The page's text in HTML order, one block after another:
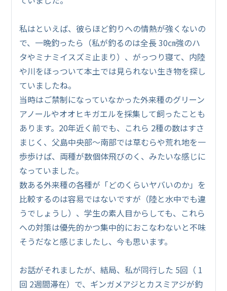
私はといえば、彼らほど釣りへの情熱が強くないの
で、一晩釣ったら（私が釣るのは全長 30㎝強のハ
タやミナミイスズミ止まり）、がっつり寝て、内陸
や川をほっついて本土では見られない生き物を探し
ていましたね。
当時はご禁制になっていなかった外来種のグリーン
アノールやオオヒキガエルを採集して飼ったことも
あります。20年近く前でも、これら 2種の数はすさ
まじく、父島中央部～南部では草むらや荒れ地を一
歩歩けば、両種が数個体飛びのく、みたいな感じに
なっていました。
数ある外来種の各種が「どのくらいヤバいのか」を
比較するのは容易ではないですが（陸と水中でも違
うでしょうし）、学生の素人目からしても、これら
への対策は優先的かつ集中的におこなわないと不味
そうだなと感じましたし、今も思います。
お話がそれましたが、結局、私が同行した 5回（ 1
回 2週間滞在）で、ギンガメアジとカスミアジが釣